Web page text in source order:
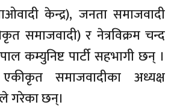
केन्द्र), जनता समाजवादी
समाजवादी) र नेत्रविक्रम चन्द
कम्युनिष्ट पार्टी सहभागी छन् ।
समाजवादीका अध्यक्ष
गरेका छन्।